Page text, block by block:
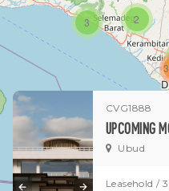
3 2
CVG1888
Ubud
Leasehold /